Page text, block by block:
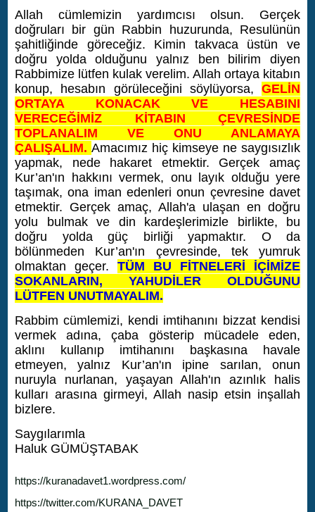
Allah cümlemizin yardımcısı olsun. Gerçek
doğruları bir gün Rabbin huzurunda, Resulünün
şahitliğinde göreceğiz. Kimin takvaca üstün ve
doğru yolda olduğunu yalnız ben bilirim diyen
Rabbimize lütfen kulak verelim. Allah ortaya kitabın
konup, hesabın görüleceğini söylüyorsa, GELİN
ORTAYA KONACAK VE HESABINI
VERECEĞİMİZ KİTABIN ÇEVRESİNDE
TOPLANALIM VE ONU ANLAMAYA
ÇALIŞALIM. Amacımız hiç kimseye ne saygısızlık
yapmak, nede hakaret etmektir. Gerçek amaç
Kur’an'ın hakkını vermek, onu layık olduğu yere
taşımak, ona iman edenleri onun çevresine davet
etmektir. Gerçek amaç, Allah'a ulaşan en doğru
yolu bulmak ve din kardeşlerimizle birlikte, bu
doğru yolda güç birliği yapmaktır. O da
bölünmeden Kur’an'ın çevresinde, tek yumruk
olmaktan geçer. TÜM BU FİTNELERİ İÇİMİZE
SOKANLARIN, YAHUDİLER OLDUĞUNU
LÜTFEN UNUTMAYALIM.
Rabbim cümlemizi, kendi imtihanını bizzat kendisi
vermek adına, çaba gösterip mücadele eden,
aklını kullanıp imtihanını başkasına havale
etmeyen, yalnız Kur’an'ın ipine sarılan, onun
nuruyla nurlanan, yaşayan Allah'ın azınlık halis
kulları arasına girmeyi, Allah nasip etsin inşallah
bizlere.
Saygılarımla
Haluk GÜMÜŞTABAK
https://kuranadavet1.wordpress.com/
https://twitter.com/KURANA_DAVET